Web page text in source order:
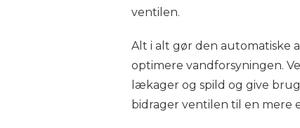
ventilen.
Alt i alt gør den automatiske
optimere vandforsyningen.
lækager og spild og give
bidrager ventilen til en